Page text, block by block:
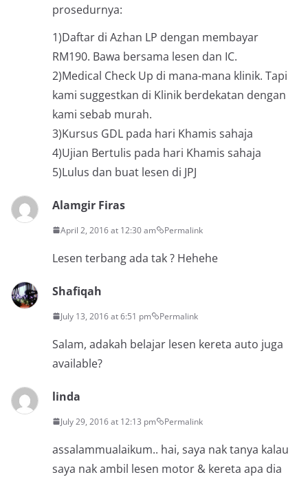
prosedurnya:
1)Daftar di Azhan LP dengan membayar
RM190. Bawa bersama lesen dan IC.
2)Medical Check Up di mana-mana klinik. Tapi
kami suggestkan di Klinik berdekatan dengan
kami sebab murah.
3)Kursus GDL pada hari Khamis sahaja
4)Ujian Bertulis pada hari Khamis sahaja
5)Lulus dan buat lesen di JPJ
Alamgir Firas
April 2, 2016 at 12:30 am Permalink
Lesen terbang ada tak ? Hehehe
Shafiqah
July 13, 2016 at 6:51 pm Permalink
Salam, adakah belajar lesen kereta auto juga
available?
linda
July 29, 2016 at 12:13 pm Permalink
assalammualaikum.. hai, saya nak tanya kalau
saya nak ambil lesen motor & kereta apa dia